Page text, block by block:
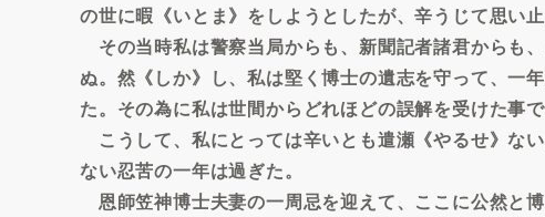
の世に暇《いとま》をしようとしたが、辛うじて思い止
その当時私は警察当局からも、新聞記者諸君からも
ぬ。然《しか》し、私は堅く博士の遺志を守って、一
た。その為に私は世間からどれほどの誤解を受けた事
こうして、私にとっては辛いとも遣瀬《やるせ》な
ない忍苦の一年は過ぎた。
恩師笠神博士夫妻の一周忌を迎えて、ここに公然と